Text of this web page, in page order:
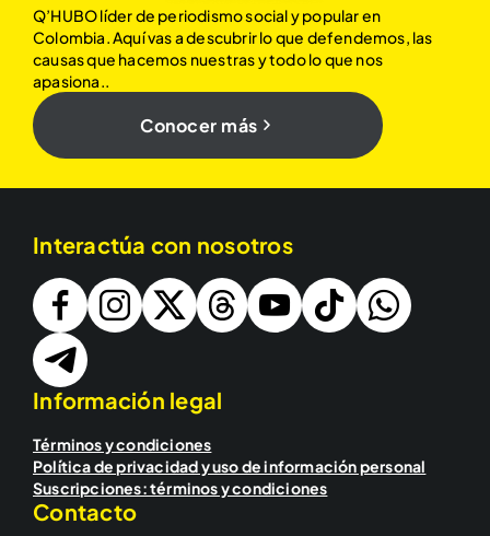
Q’HUBO líder de periodismo social y popular en
Colombia. Aquí vas a descubrir lo que defendemos, las
causas que hacemos nuestras y todo lo que nos
apasiona..
Conocer más
Interactúa con nosotros
Información legal
Términos y condiciones
Política de privacidad y uso de información personal
Suscripciones: términos y condiciones
Contacto